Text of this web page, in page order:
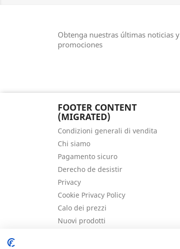
Obtenga nuestras últimas noticias y
promociones
FOOTER CONTENT
(MIGRATED)
Condizioni generali di vendita
Chi siamo
Pagamento sicuro
Derecho de desistir
Privacy
Cookie Privacy Policy
Calo dei prezzi
Nuovi prodotti